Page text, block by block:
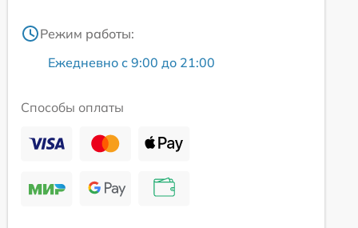
Режим работы:
Ежедневно с 9:00 до 21:00
Способы оплаты